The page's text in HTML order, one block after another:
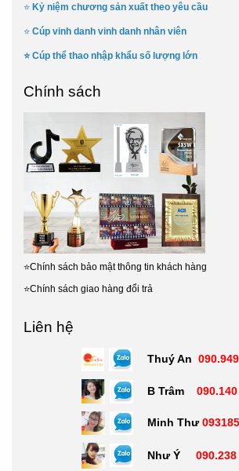
⭐ Kỷ niệm chương sản xuất theo yêu cầu
⭐ Cúp vinh danh vinh danh nhân viên
⭐Cúp thể thao nhập khẩu số lượng lớn
Chính sách
⭐Chính sách bảo mật thông tin khách hàng
⭐Chính sách giao hàng đổi trả
Liên hệ
Thuý An
B Trâm
Minh Thư
Như Ý